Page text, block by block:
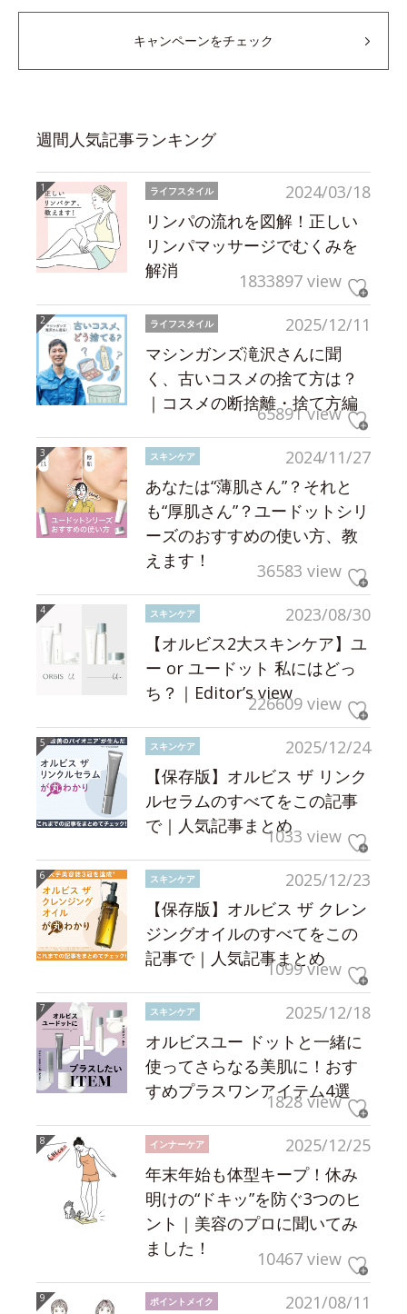
キャンペーンをチェック
週間人気記事ランキング
2024/03/18
ライフスタイル
リンパの流れを図解！正しい
リンパマッサージでむくみを
解消
1833897 view
2025/12/11
ライフスタイル
マシンガンズ滝沢さんに聞
く、古いコスメの捨て方は？
｜コスメの断捨離・捨て方編
65891 view
2024/11/27
スキンケア
あなたは“薄肌さん”？それと
も“厚肌さん”？ユードットシリ
ーズのおすすめの使い方、教
えます！
36583 view
2023/08/30
スキンケア
【オルビス2大スキンケア】ユ
ー or ユードット 私にはどっ
ち？｜Editor’s view226609 view
2025/12/24
スキンケア
【保存版】オルビス ザ リンク
ルセラムのすべてをこの記事
で｜人気記事まとめ1033 view
2025/12/23
スキンケア
【保存版】オルビス ザ クレン
ジングオイルのすべてをこの
記事で｜人気記事まとめ
1099 view
2025/12/18
スキンケア
オルビスユー ドットと一緒に
使ってさらなる美肌に！おす
すめプラスワンアイテム4選
1828 view
2025/12/25
インナーケア
年末年始も体型キープ！休み
明けの“ドキッ”を防ぐ3つのヒ
ント｜美容のプロに聞いてみ
ました！
10467 view
2021/08/11
ポイントメイク